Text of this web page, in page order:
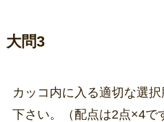
大問3
カッコ内に入る適切な選
下さい。（配点は2点×4で